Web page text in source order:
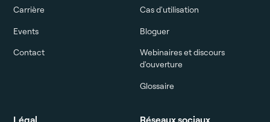
Carrière
Events
Contact
Cas d'utilisation
Bloguer
Webinaires et discours
d'ouverture
Glossaire